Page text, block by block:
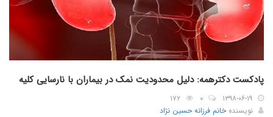
پادکست دکترهمه: دلیل محدودیت نمک در بیماران با نارسایی کلیه
۱۳۹۸-۰۶-۱۹ ۰
۱۷۲
نویسندهخانم فرزانه حسین نژاد